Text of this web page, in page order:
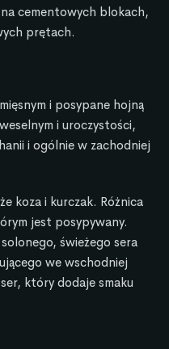
cementowych blokach,
prętach.
i posypane hojną
i uroczystości,
i ogólnie w zachodniej
koza i kurczak. Różnica
jest posypywany.
świeżego sera
we wschodniej
który dodaje smaku